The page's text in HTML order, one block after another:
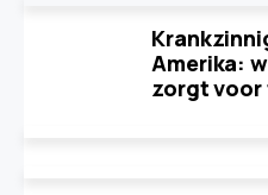
Amerika:
zorgt